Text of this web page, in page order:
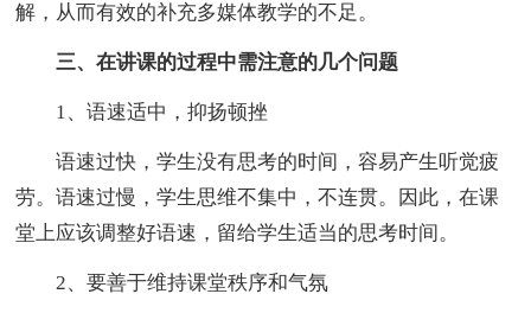
解，从而有效的补充多媒体教学的不足。
三、在讲课的过程中需注意的几个问题
1、语速适中，抑扬顿挫
语速过快，学生没有思考的时间，容易产生听觉疲
劳。语速过慢，学生思维不集中，不连贯。因此，在课
堂上应该调整好语速，留给学生适当的思考时间。
2、要善于维持课堂秩序和气氛